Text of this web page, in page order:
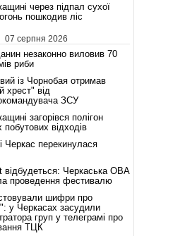
через підпал сухої
пошкодив ліс
07 серпня 2026
незаконно виловив 70
риби
із Чорнобая отримав
хрест" від
ЗСУ
загорівся полігон
побутових відходів
Черкас перекинулася
Черкаська ОВА
проведення фестивалю
шифри про
у Черкасах засудили
груп у телеграмі про
ТЦК